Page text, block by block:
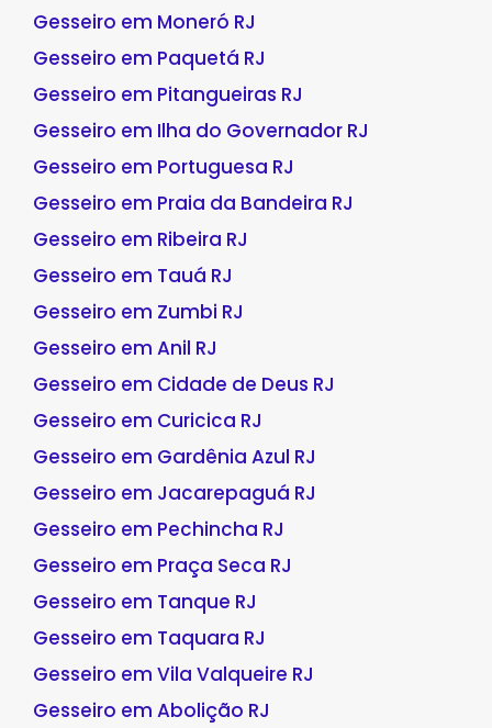
Gesseiro em Moneró RJ
Gesseiro em Paquetá RJ
Gesseiro em Pitangueiras RJ
Gesseiro em Ilha do Governador RJ
Gesseiro em Portuguesa RJ
Gesseiro em Praia da Bandeira RJ
Gesseiro em Ribeira RJ
Gesseiro em Tauá RJ
Gesseiro em Zumbi RJ
Gesseiro em Anil RJ
Gesseiro em Cidade de Deus RJ
Gesseiro em Curicica RJ
Gesseiro em Gardênia Azul RJ
Gesseiro em Jacarepaguá RJ
Gesseiro em Pechincha RJ
Gesseiro em Praça Seca RJ
Gesseiro em Tanque RJ
Gesseiro em Taquara RJ
Gesseiro em Vila Valqueire RJ
Gesseiro em Abolição RJ